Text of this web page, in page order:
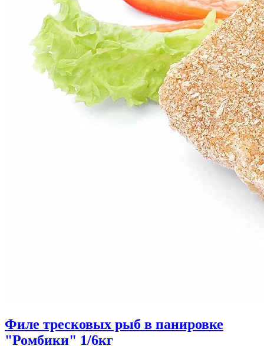
Филе тресковых рыб в панировке
"Ромбики" 1/6кг